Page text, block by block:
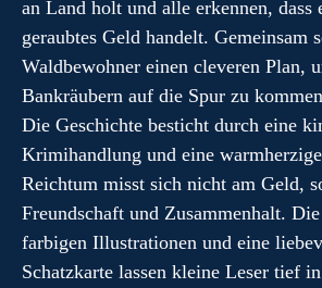
an Land holt und alle erkennen, dass
geraubtes Geld handelt. Gemeinsam
Waldbewohner einen cleveren Plan,
Bankräubern auf die Spur zu
Die Geschichte besticht durch eine
Krimihandlung und eine
Reichtum misst sich nicht am Geld,
Freundschaft und Zusammenhalt.
farbigen Illustrationen und eine
Schatzkarte lassen kleine Leser tief